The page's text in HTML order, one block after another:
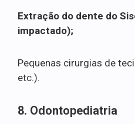
Extração do dente do
impactado);
Pequenas cirurgias de
etc.).
8. Odontopediatria